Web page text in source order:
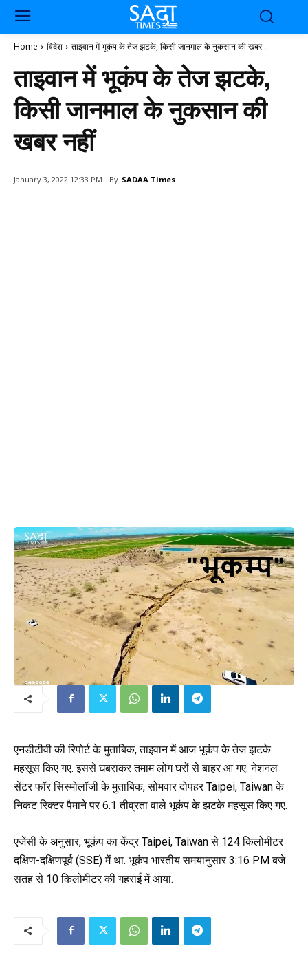
Home विदेश ताइवान में भूकंप के तेज झटके, किसी जानमाल के नुकसान की खबर...
ताइवान में भूकंप के तेज झटके,
किसी जानमाल के नुकसान की
खबर नहीं
January 3, 2022 12:33 PM By SADAA Times
एनडीटीवी की रिपोर्ट के मुताबिक, ताइवान में आज भूकंप के तेज झटके
महसूस किए गए. इससे घबराकर तमाम लोग घरों से बाहर आ गए. नेशनल
सेंटर फॉर सिस्मोलॉजी के मुताबिक, सोमवार दोपहर Taipei, Taiwan के
निकट रिक्टर पैमाने पर 6.1 तीव्रता वाले भूकंप के झटके महसूस किए गए.
एजेंसी के अनुसार, भूकंप का केंद्र Taipei, Taiwan से 124 किलोमीटर
दक्षिण-दक्षिणपूर्व (SSE) में था. भूकंप भारतीय समयानुसार 3:16 PM बजे
सतह से 10 किलोमीटर की गहराई में आया.